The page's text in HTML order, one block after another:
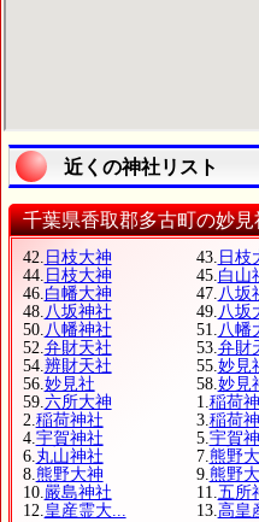
近くの神社リスト
千葉県香取郡多古町の妙
42. 日枝大神 43. 日枝
44. 日枝大神 45.白山
46.白幡大神 47.八坂
48.八坂神社 49.八坂
50.八幡神社 51.八幡
52.弁財天社 53.弁財
54.辨財天社 55.妙見
56.妙見社 58.妙見
59.六所大神 1.稲荷
2.稲荷神社 3.稲荷
4.宇賀神社 5.宇賀
6.丸山神社 7.熊野
8.熊野大神 9.熊野
10.嚴島神社 11.五所
12.皇産霊大... 13.高皇